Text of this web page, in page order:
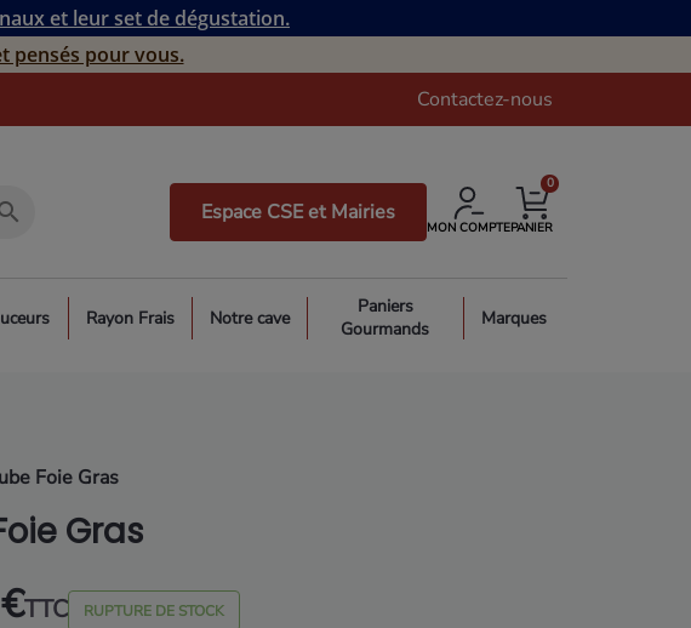
et leur set de dégustation.
pensés pour vous.
Contactez-nous
Espace CSE et Mairies
MON COMPTEPANIER
0
Rayon Frais Notre cave
Paniers
Gourmands
Marques
Foie Gras
Gras
TTC RUPTURE DE STOCK